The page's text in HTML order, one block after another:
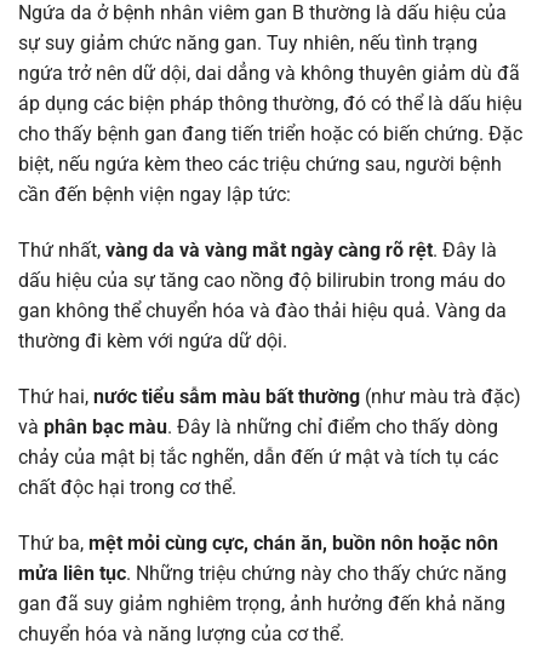
Ngứa da ở bệnh nhân viêm gan B thường là dấu hiệu của
sự suy giảm chức năng gan. Tuy nhiên, nếu tình trạng
ngứa trở nên dữ dội, dai dẳng và không thuyên giảm dù đã
áp dụng các biện pháp thông thường, đó có thể là dấu hiệu
cho thấy bệnh gan đang tiến triển hoặc có biến chứng. Đặc
biệt, nếu ngứa kèm theo các triệu chứng sau, người bệnh
cần đến bệnh viện ngay lập tức:
Thứ nhất, vàng da và vàng mắt ngày càng rõ rệt. Đây là
dấu hiệu của sự tăng cao nồng độ bilirubin trong máu do
gan không thể chuyển hóa và đào thải hiệu quả. Vàng da
thường đi kèm với ngứa dữ dội.
Thứ hai, nước tiểu sẫm màu bất thường (như màu trà đặc)
và phân bạc màu. Đây là những chỉ điểm cho thấy dòng
chảy của mật bị tắc nghẽn, dẫn đến ứ mật và tích tụ các
chất độc hại trong cơ thể.
Thứ ba, mệt mỏi cùng cực, chán ăn, buồn nôn hoặc nôn
mửa liên tục. Những triệu chứng này cho thấy chức năng
gan đã suy giảm nghiêm trọng, ảnh hưởng đến khả năng
chuyển hóa và năng lượng của cơ thể.